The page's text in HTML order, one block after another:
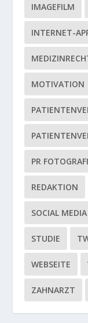
IMAGEFILM
INTERNET-
MOTIVATION
PR
REDAKTION
SOCIAL MEDIA
STUDIE
WEBSEITE
ZAHNARZT